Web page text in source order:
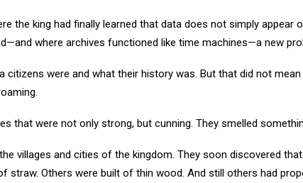
the king had finally learned that data does not simply appear
where archives functioned like time machines—a new
citizens were and what their history was. But that did not
that were not only strong, but cunning. They smelled
villages and cities of the kingdom. They soon discovered
straw. Others were built of thin wood. And still others had